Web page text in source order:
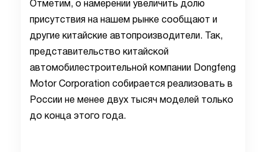
Отметим, о намерении увеличить долю
присутствия на нашем рынке сообщают и
другие китайские автопроизводители. Так,
представительство китайской
автомобилестроительной компании Dongfeng
Motor Corporation собирается реализовать в
России не менее двух тысяч моделей только
до конца этого года.